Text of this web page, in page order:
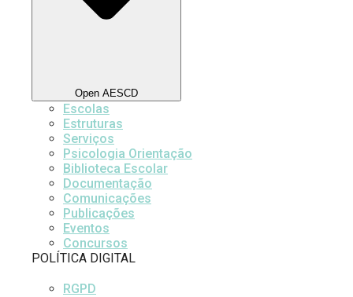
Open AESCD
Escolas
Estruturas
Serviços
Psicologia Orientação
Biblioteca Escolar
Documentação
Comunicações
Publicações
Eventos
Concursos
POLÍTICA DIGITAL
RGPD